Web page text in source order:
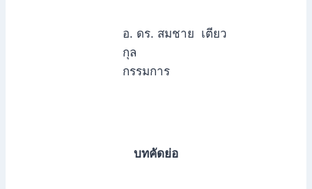
อ. ดร. สมชาย เตียว
กุล
กรรมการ
บทคัดย่อ